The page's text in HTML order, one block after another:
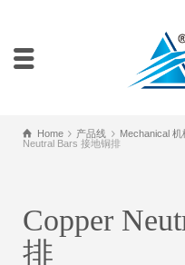
Home 产品线 Mechanical 机
Neutral Bars 接地铜排
Copper
排